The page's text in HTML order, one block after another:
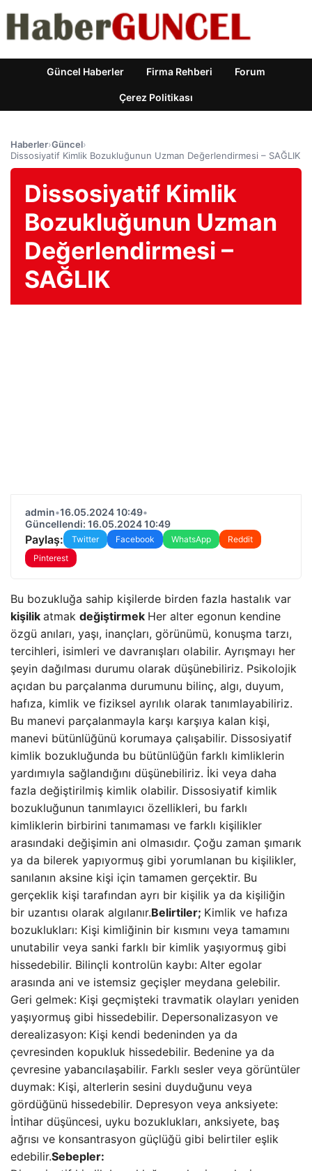
Güncel Haberler Firma Rehberi Forum
Çerez Politikası
Haberler›Güncel›
Dissosiyatif Kimlik Bozukluğunun Uzman Değerlendirmesi – SAĞLIK
Dissosiyatif Kimlik
Bozukluğunun Uzman
Değerlendirmesi –
SAĞLIK
admin•16.05.2024 10:49•
Güncellendi: 16.05.2024 10:49
Paylaş: Twitter Facebook WhatsApp
Reddit
Pinterest
Bu bozukluğa sahip kişilerde birden fazla hastalık var
kişilik atmak değiştirmek Her alter egonun kendine
özgü anıları, yaşı, inançları, görünümü, konuşma tarzı,
tercihleri, isimleri ve davranışları olabilir. Ayrışmayı her
şeyin dağılması durumu olarak düşünebiliriz. Psikolojik
açıdan bu parçalanma durumunu bilinç, algı, duyum,
hafıza, kimlik ve fiziksel ayrılık olarak tanımlayabiliriz.
Bu manevi parçalanmayla karşı karşıya kalan kişi,
manevi bütünlüğünü korumaya çalışabilir. Dissosiyatif
kimlik bozukluğunda bu bütünlüğün farklı kimliklerin
yardımıyla sağlandığını düşünebiliriz. İki veya daha
fazla değiştirilmiş kimlik olabilir. Dissosiyatif kimlik
bozukluğunun tanımlayıcı özellikleri, bu farklı
kimliklerin birbirini tanımaması ve farklı kişilikler
arasındaki değişimin ani olmasıdır. Çoğu zaman şımarık
ya da bilerek yapıyormuş gibi yorumlanan bu kişilikler,
sanılanın aksine kişi için tamamen gerçektir. Bu
gerçeklik kişi tarafından ayrı bir kişilik ya da kişiliğin
bir uzantısı olarak algılanır.Belirtiler; Kimlik ve hafıza
bozuklukları: Kişi kimliğinin bir kısmını veya tamamını
unutabilir veya sanki farklı bir kimlik yaşıyormuş gibi
hissedebilir. Bilinçli kontrolün kaybı: Alter egolar
arasında ani ve istemsiz geçişler meydana gelebilir.
Geri gelmek: Kişi geçmişteki travmatik olayları yeniden
yaşıyormuş gibi hissedebilir. Depersonalizasyon ve
derealizasyon: Kişi kendi bedeninden ya da
çevresinden kopukluk hissedebilir. Bedenine ya da
çevresine yabancılaşabilir. Farklı sesler veya görüntüler
duymak: Kişi, alterlerin sesini duyduğunu veya
gördüğünü hissedebilir. Depresyon veya anksiyete:
İntihar düşüncesi, uyku bozuklukları, anksiyete, baş
ağrısı ve konsantrasyon güçlüğü gibi belirtiler eşlik
edebilir.Sebepler: